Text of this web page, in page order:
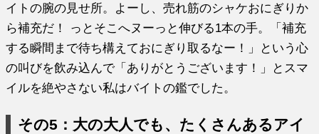
イトの腕の見せ所。よーし、売れ筋のシャケおにぎりか
ら補充だ！ っとそこへヌーっと伸びる1本の手。「補充
する瞬間まで待ち構えておにぎり取るなー！」という心
の叫びを飲み込んで「ありがとうございます！」とスマ
イルを絶やさない私はバイトの鑑でした。
その5：大の大人でも、たくさんあるアイ